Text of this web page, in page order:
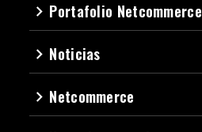
navigate_next Portafolio Netcommerce
navigate_next Noticias
navigate_next Netcommerce